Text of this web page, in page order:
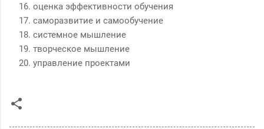
оценка эффективности обучения
саморазвитие и самообучение
системное мышление
творческое мышление
управление проектами